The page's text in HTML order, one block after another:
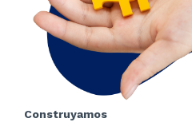
Construyamos